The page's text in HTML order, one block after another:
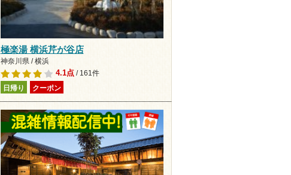
極楽湯 横浜芹が谷店
神奈川県 / 横浜
4.1点/ 161件
日帰り クーポン